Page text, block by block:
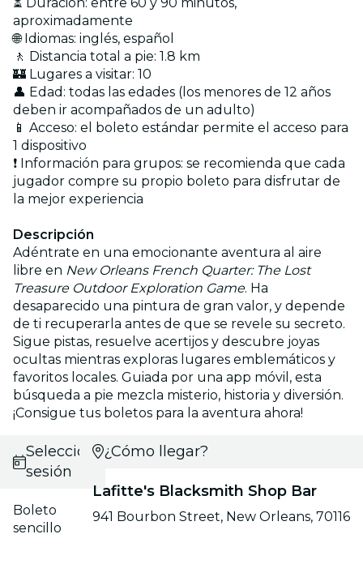
aproximadamente
🌐 Idiomas: inglés, español
🚶 Distancia total a pie: 1.8 km
🏰 Lugares a visitar: 10
👤 Edad: todas las edades (los menores de 12 años
deben ir acompañados de un adulto)
📱 Acceso: el boleto estándar permite el acceso para
1 dispositivo
❗ Información para grupos: se recomienda que cada
jugador compre su propio boleto para disfrutar de
la mejor experiencia
Descripción
Adéntrate en una emocionante aventura al aire
libre en New Orleans French Quarter: The Lost
Treasure Outdoor Exploration Game. Ha
desaparecido una pintura de gran valor, y depende
de ti recuperarla antes de que se revele su secreto.
Sigue pistas, resuelve acertijos y descubre joyas
ocultas mientras exploras lugares emblemáticos y
favoritos locales. Guiada por una app móvil, esta
búsqueda a pie mezcla misterio, historia y diversión.
¡Consigue tus boletos para la aventura ahora!
Selecciona
sesión
Boleto
sencillo
¿Cómo llegar?
Lafitte's Blacksmith Shop Bar
941 Bourbon Street, New Orleans, 70116